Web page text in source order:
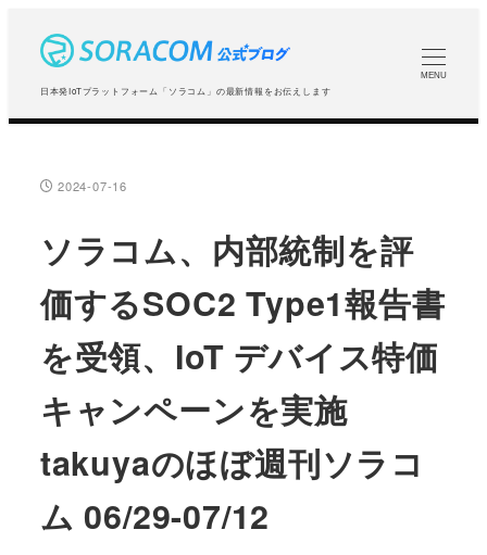
コ
日本発IoTプラットフォーム「ソラコム」の最新情報をお伝えします
MENU
投稿日
2024-07-16
ソラコム、内部統制を評
価するSOC2 Type1報告書
を受領、IoT デバイス特価
キャンペーンを実施
takuyaのほぼ週刊ソラコ
ム 06/29-07/12